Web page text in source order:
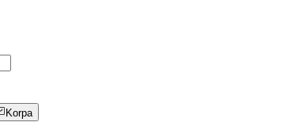
Korpa